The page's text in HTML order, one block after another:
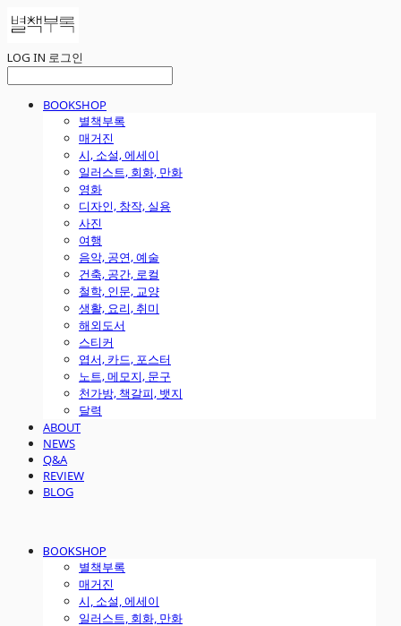
LOG IN 로그인
BOOKSHOP
별책부록
매거진
시, 소설, 에세이
일러스트, 회화, 만화
영화
디자인, 창작, 실용
사진
여행
음악, 공연, 예술
건축, 공간, 로컬
철학, 인문, 교양
생활, 요리, 취미
해외도서
스티커
엽서, 카드, 포스터
노트, 메모지, 문구
천가방, 책갈피, 뱃지
달력
ABOUT
NEWS
Q&A
REVIEW
BLOG
BOOKSHOP
별책부록
매거진
시, 소설, 에세이
일러스트, 회화, 만화